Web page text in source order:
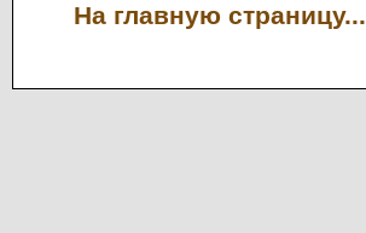
На главную страницу...